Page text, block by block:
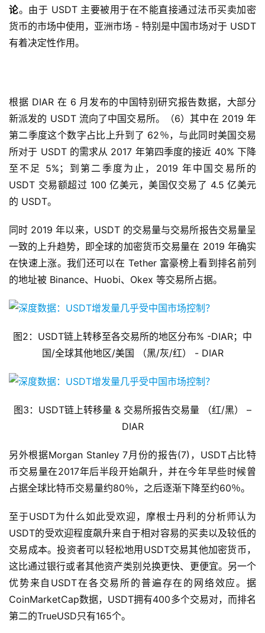
论。由于 USDT 主要被用于在不能直接通过法币买卖加密
货币的市场中使用，亚洲市场 - 特别是中国市场对于 USDT
有着决定性作用。
根据 DIAR 在 6 月发布的中国特别研究报告数据，大部分
新派发的 USDT 流向了中国交易所。（6）其中在 2019 年
第二季度这个数字占比上升到了 62％，与此同时美国交易
所对于 USDT 的需求从 2017 年第四季度的接近 40% 下降
至不足 5%；到第二季度为止，2019 年中国交易所的
USDT 交易额超过 100 亿美元，美国仅交易了 4.5 亿美元
的 USDT。
同时 2019 年以来，USDT 的交易量与交易所报告交易量呈
一致的上升趋势，即全球的加密货币交易量在 2019 年确实
在快速上涨。我们还可以在 Tether 富豪榜上看到排名前列
的地址被 Binance、Huobi、Okex 等交易所占据。
图2：USDT链上转移至各交易所的地区分布% -DIAR；中
国/全球其他地区/美国 （黑/灰/红） - DIAR
图3：USDT链上转移量 & 交易所报告交易量 （红/黑） –
DIAR
另外根据Morgan Stanley 7月份的报告(7)，USDT占比特
币交易量在2017年后半段开始飙升，并在今年早些时候曾
占据全球比特币交易量约80％，之后逐渐下降至约60％。
至于USDT为什么如此受欢迎，摩根士丹利的分析师认为
USDT的受欢迎程度飙升来自于相对容易的买卖以及较低的
交易成本。投资者可以轻松地用USDT交易其他加密货币，
这比通过银行或者其他资产类别兑换更快、更便宜。另一个
优势来自USDT在各交易所的普遍存在的网络效应。据
CoinMarketCap数据，USDT拥有400多个交易对，而排名
第二的TrueUSD只有165个。